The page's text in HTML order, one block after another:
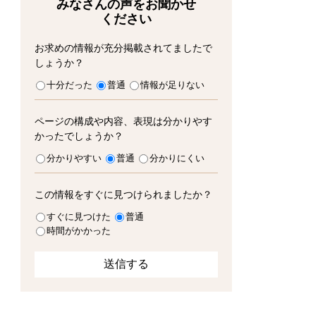
みなさんの声をお聞かせ
ください
お求めの情報が充分掲載されてましたで
しょうか？
十分だった 普通 情報が足りない
ページの構成や内容、表現は分かりやす
かったでしょうか？
分かりやすい 普通 分かりにくい
この情報をすぐに見つけられましたか？
すぐに見つけた
普通
時間がかかった